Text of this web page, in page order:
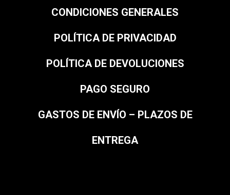
CONDICIONES GENERALES
POLÍTICA DE PRIVACIDAD
POLÍTICA DE DEVOLUCIONES
PAGO SEGURO
GASTOS DE ENVÍO – PLAZOS DE
ENTREGA